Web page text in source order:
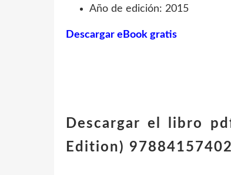
Año de edición: 2015
Descargar eBook gratis
Descargar el libro
Edition)